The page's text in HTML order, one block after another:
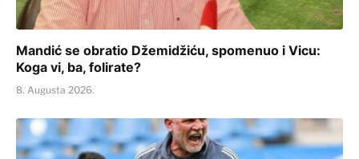
Mandić se obratio Džemidžiću, spomenuo i Vicu:
Koga vi, ba, folirate?
8. Augusta 2026.